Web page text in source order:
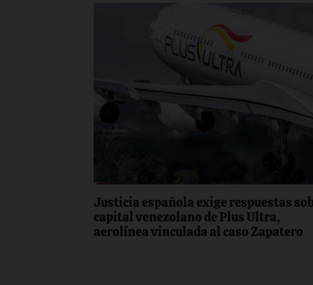
Justicia española exige respuestas
capital venezolano de Plus Ultra,
aerolínea vinculada al caso Zapatero